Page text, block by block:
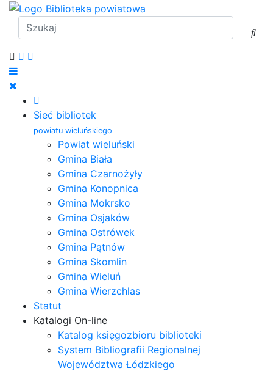
Sieć bibliotek
powiatu wieluńskiego
Powiat wieluński
Gmina Biała
Gmina Czarnożyły
Gmina Konopnica
Gmina Mokrsko
Gmina Osjaków
Gmina Ostrówek
Gmina Pątnów
Gmina Skomlin
Gmina Wieluń
Gmina Wierzchlas
Statut
Katalogi On-line
Katalog księgozbioru biblioteki
System Bibliografii Regionalnej
Województwa Łódzkiego